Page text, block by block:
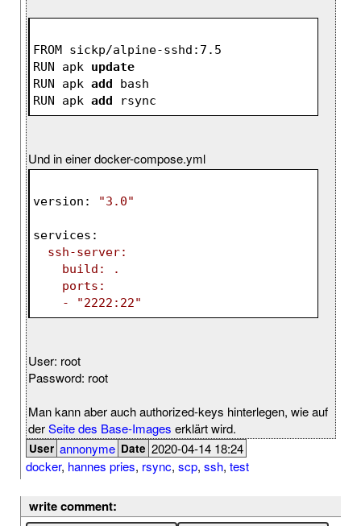
FROM sickp/alpine-sshd:7.5
RUN apk update
RUN apk add bash
RUN apk add rsync
Und in einer docker-compose.yml
version : "3.0"
services :
  ssh-server:
    build: .
    ports:
    -
"2222:22"
User: root
Password: root
Man kann aber auch authorized-keys hinterlegen, wie auf
derSeite des Base-Images erklärt wird.
User annonyme Date 2020-04-14 18:24
docker, hannes pries, rsync, scp, ssh, test
write comment: